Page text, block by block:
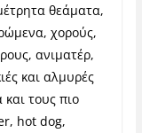
θεάματα,
χορούς,
ανιματέρ,
και αλμυρές
τους πιο
hot dog,